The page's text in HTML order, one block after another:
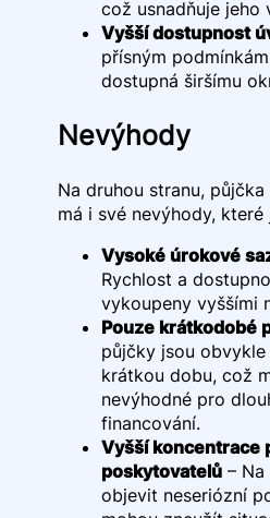
což usnadňuje jeho
Vyšší dostupnost
přísným
dostupná širšímu
Nevýhody
Na druhou stranu, půjčka
má i své nevýhody,
Vysoké úrokové
Rychlost a
vykoupeny vyššími
Pouze krátkodobé
půjčky jsou
krátkou dobu, což
nevýhodné pro
financování.
Vyšší koncentrace
poskytovatelů– Na
objevit neseriózní